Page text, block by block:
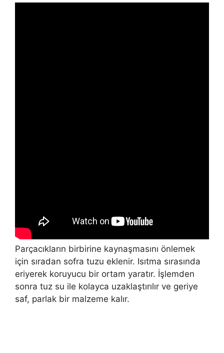
Parçacıkların birbirine kaynaşmasını önlemek
için sıradan sofra tuzu eklenir. Isıtma sırasında
eriyerek koruyucu bir ortam yaratır. İşlemden
sonra tuz su ile kolayca uzaklaştırılır ve geriye
saf, parlak bir malzeme kalır.